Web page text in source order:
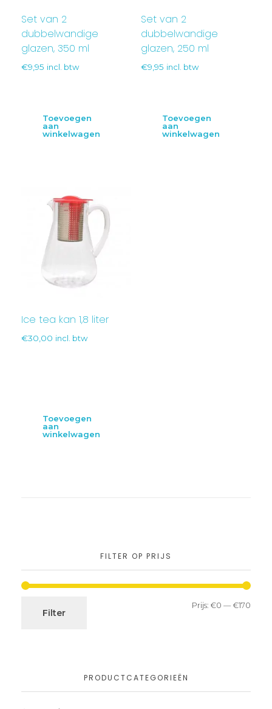
Set van 2
dubbelwandige
glazen, 350 ml
€9,95 incl. btw
Toevoegen
aan
winkelwagen
Set van 2
dubbelwandige
glazen, 250 ml
€9,95 incl. btw
Toevoegen
aan
winkelwagen
Ice tea kan 1,8 liter
€30,00 incl. btw
Toevoegen
aan
winkelwagen
FILTER OP PRIJS
Filter
Prijs: €0 — €170
PRODUCTCATEGORIEËN